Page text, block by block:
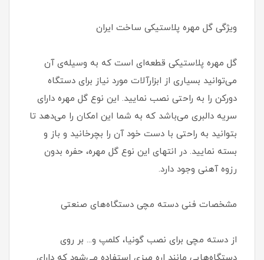
ویژگی گل مهره پلاستیکی ساخت ایران
گل مهره پلاستیکی قطعه‌ای است که به وسیله‌ی آن
می‌توانید بسیاری از ابزارآلات مورد نیاز برای دستگاه
دورکن را به راحتی نصب نمایید. این نوع گل مهره دارای
سریه دالبری می‌باشد که به شما این امکان را می‌دهد تا
بتوانید به راحتی با دست خود آن را بچرخانید و باز و
بسته نمایید. در انتهای این نوع گل مهره، حفره‌ بدون
رزوه آهنی وجود دارد.
مشخصات فنی دسته مچی دستگاه‌های صنعتی
از دسته مچی برای نصب گونیا، کلمپ و... بر روی